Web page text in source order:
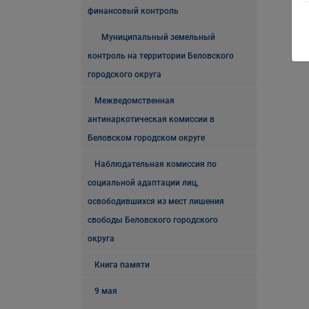
финансовый контроль
Муниципальный земельный
контроль на территории Беловского
городского округа
Межведомственная
антинаркотическая комиссии в
Беловском городском округе
Наблюдательная комиссия по
социальной адаптации лиц,
освободившихся из мест лишения
свободы Беловского городского
округа
Книга памяти
9 мая